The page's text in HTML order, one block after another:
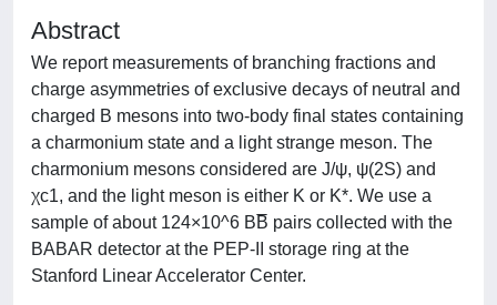
Abstract
We report measurements of branching fractions and
charge asymmetries of exclusive decays of neutral and
charged B mesons into two-body final states containing
a charmonium state and a light strange meson. The
charmonium mesons considered are J/ψ, ψ(2S) and
χc1, and the light meson is either K or K*. We use a
sample of about 124×10^6 BB̅ pairs collected with the
BABAR detector at the PEP-II storage ring at the
Stanford Linear Accelerator Center.